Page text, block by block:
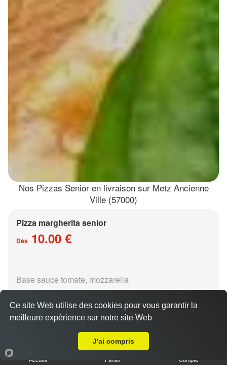
Nos Pizzas Senior en livraison sur Metz Ancienne
Ville (57000)
Pizza margherita senior
Dès 10.00 €
Base sauce tomate, mozzarella
Pizza régina senior
Accueil Panier Compte
Ce site Web utilise des cookies pour vous garantir la
meilleure expérience sur notre site Web
J'ai compris